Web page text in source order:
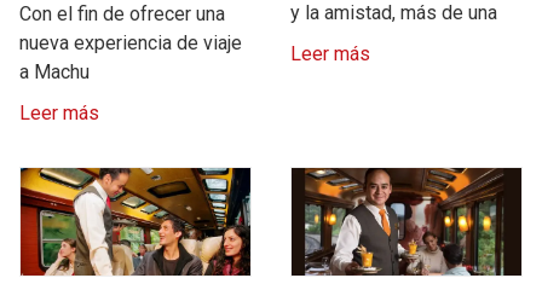
Con el fin de ofrecer una
nueva experiencia de viaje
a Machu
Leer más
y la amistad, más de una
Leer más